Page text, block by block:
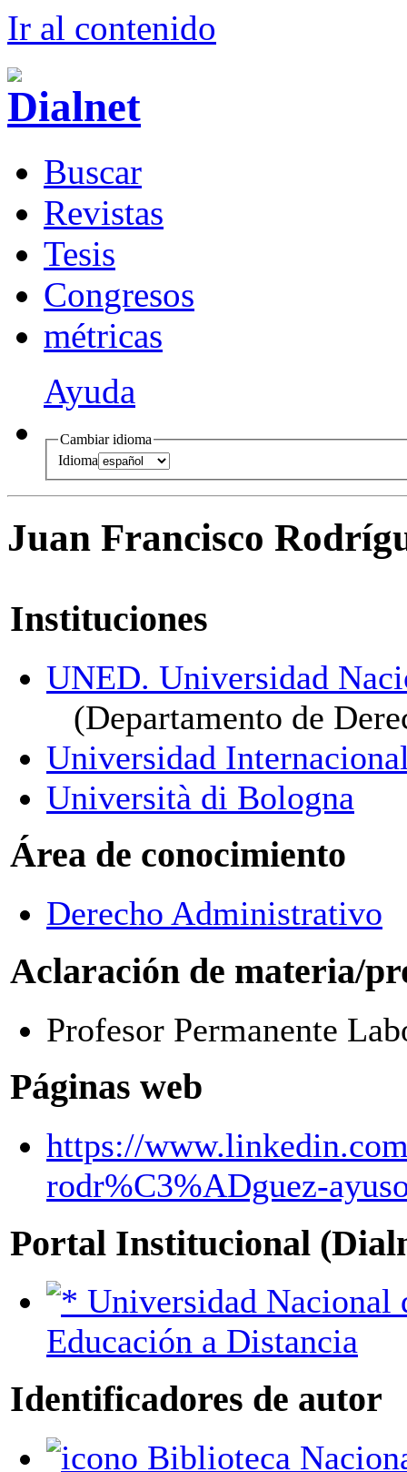
Ir al contenido
Buscar
Revistas
Tesis
Congresos
métricas
Ayuda
Cambiar idioma
Idioma
Juan Francisco
Instituciones
UNED. Universidad
(Departamento de
Universidad
Università di Bologna
Área de conocimiento
Derecho Administrativo
Aclaración de materia/
Profesor Permanente
Páginas web
https://
rodr%C3%ADguez-
Portal Institucional
Educación a Distancia
Identificadores de autor